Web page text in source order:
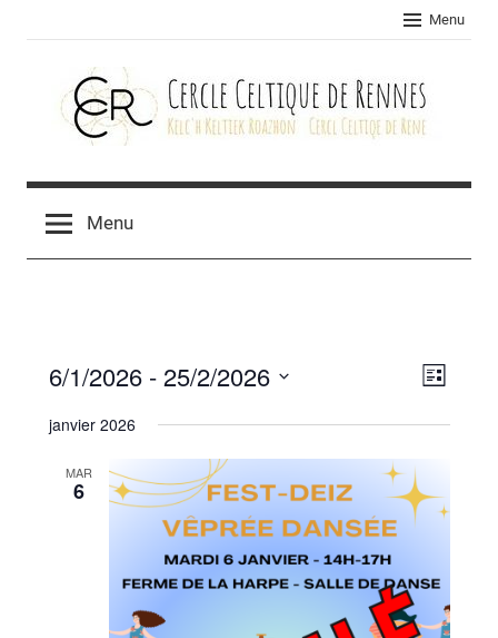
Menu
Cercle
celtique
Menu
par
Liste
6/1/2026 - 25/2/2026
une
date.
janvier 2026
MAR
6